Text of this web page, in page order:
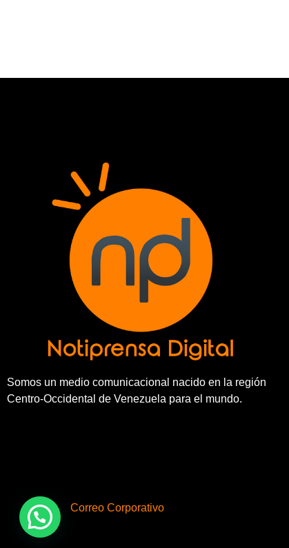
Somos un medio comunicacional nacido en la región
Centro-Occidental de Venezuela para el mundo.
Correo Corporativo